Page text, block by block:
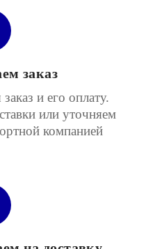
заказ
и его оплату.
или уточняем
компанией